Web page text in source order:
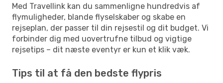
Med Travellink kan du sammenligne hundredvis af
flymuligheder, blande flyselskaber og skabe en
rejseplan, der passer til din rejsestil og dit budget. Vi
forbinder dig med uovertrufne tilbud og vigtige
rejsetips – dit næste eventyr er kun et klik væk.
Tips til at få den bedste flypris